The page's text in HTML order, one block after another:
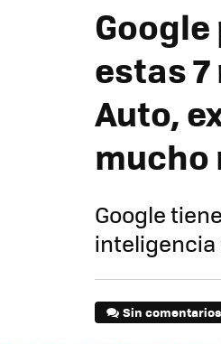
estas
Auto,
mucho
Google
inteligencia
Sin comentarios